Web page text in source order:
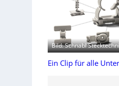
Bild: Schnabl
Ein Clip für alle